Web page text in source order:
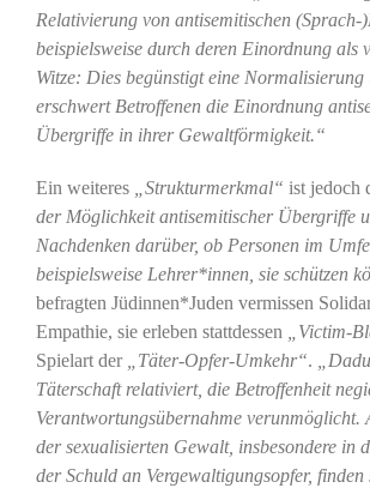
Relativierung von antisemitischen (Sprach-
beispielsweise durch deren Einordnung als
Witze: Dies begünstigt eine
erschwert Betroffenen die Einordnung
Übergriffe in ihrer Gewaltförmigkeit.“
Ein weiteres„Strukturmerkmal“ ist jedoch
der Möglichkeit antisemitischer Übergriffe
Nachdenken darüber, ob Personen im
beispielsweise Lehrer*innen, sie schützen
befragten Jüdinnen*Juden vermissen
Empathie, sie erleben stattdessen
„Victim-
Spielart der
„Täter-Opfer-Umkehr“.
Täterschaft relativiert, die Betroffenheit
Verantwortungsübernahme verunmöglicht.
der sexualisierten Gewalt, insbesondere in
der Schuld an Vergewaltigungsopfer, finden